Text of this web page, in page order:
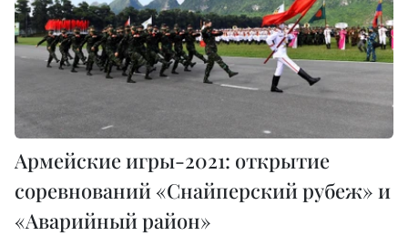
Армейские игры-2021: открытие
соревнований «Снайперский рубеж» и
«Аварийный район»